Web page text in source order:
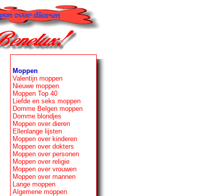
Moppen
Valentijn moppen
Nieuwe moppen
Moppen Top 40
Liefde en seks moppen
Domme Belgen moppen
Domme blondjes
Moppen over dieren
Ellenlange lijsten
Moppen over kinderen
Moppen over dokters
Moppen over personen
Moppen over religie
Moppen over vrouwen
Moppen over mannen
Lange moppen
Algemene moppen